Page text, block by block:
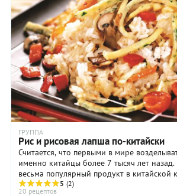
ГРУППА
Рис и рисовая лапша по-китайски
Считается, что первыми в мире
именно китайцы более 7 тысяч лет
весьма популярный продукт в китайской кухне. Рис
подают в качестве ...
5 (2)
20 рецептов